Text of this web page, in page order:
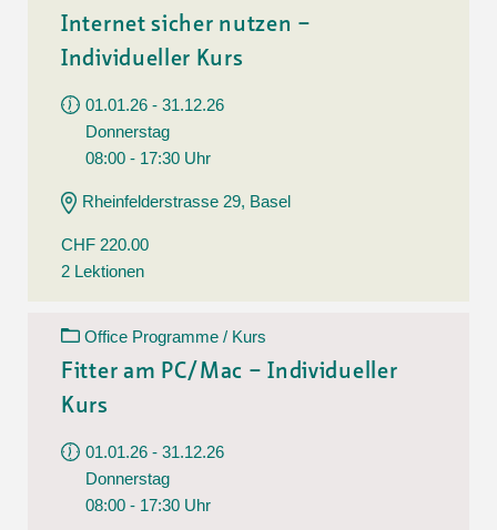
Internet sicher nutzen –
Individueller Kurs
01.01.26 - 31.12.26
Donnerstag
08:00 - 17:30 Uhr
Rheinfelderstrasse 29, Basel
CHF 220.00
2 Lektionen
Office Programme / Kurs
Fitter am PC/Mac – Individueller
Kurs
01.01.26 - 31.12.26
Donnerstag
08:00 - 17:30 Uhr